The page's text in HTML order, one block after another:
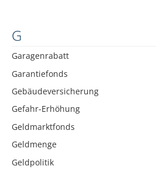
G
Garagenrabatt
Garantiefonds
Gebäudeversicherung
Gefahr-Erhöhung
Geldmarktfonds
Geldmenge
Geldpolitik